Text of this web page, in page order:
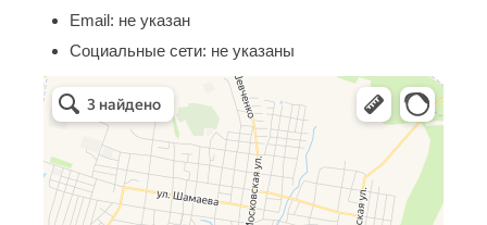
Email: не указан
Социальные сети: не указаны